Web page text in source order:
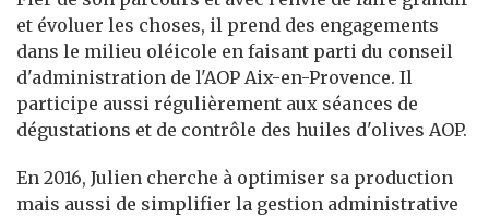
et évoluer les choses, il prend des engagements
dans le milieu oléicole en faisant parti du conseil
d'administration de l'AOP Aix-en-Provence. Il
participe aussi régulièrement aux séances de
dégustations et de contrôle des huiles d'olives AOP.
En 2016, Julien cherche à optimiser sa production
mais aussi de simplifier la gestion administrative